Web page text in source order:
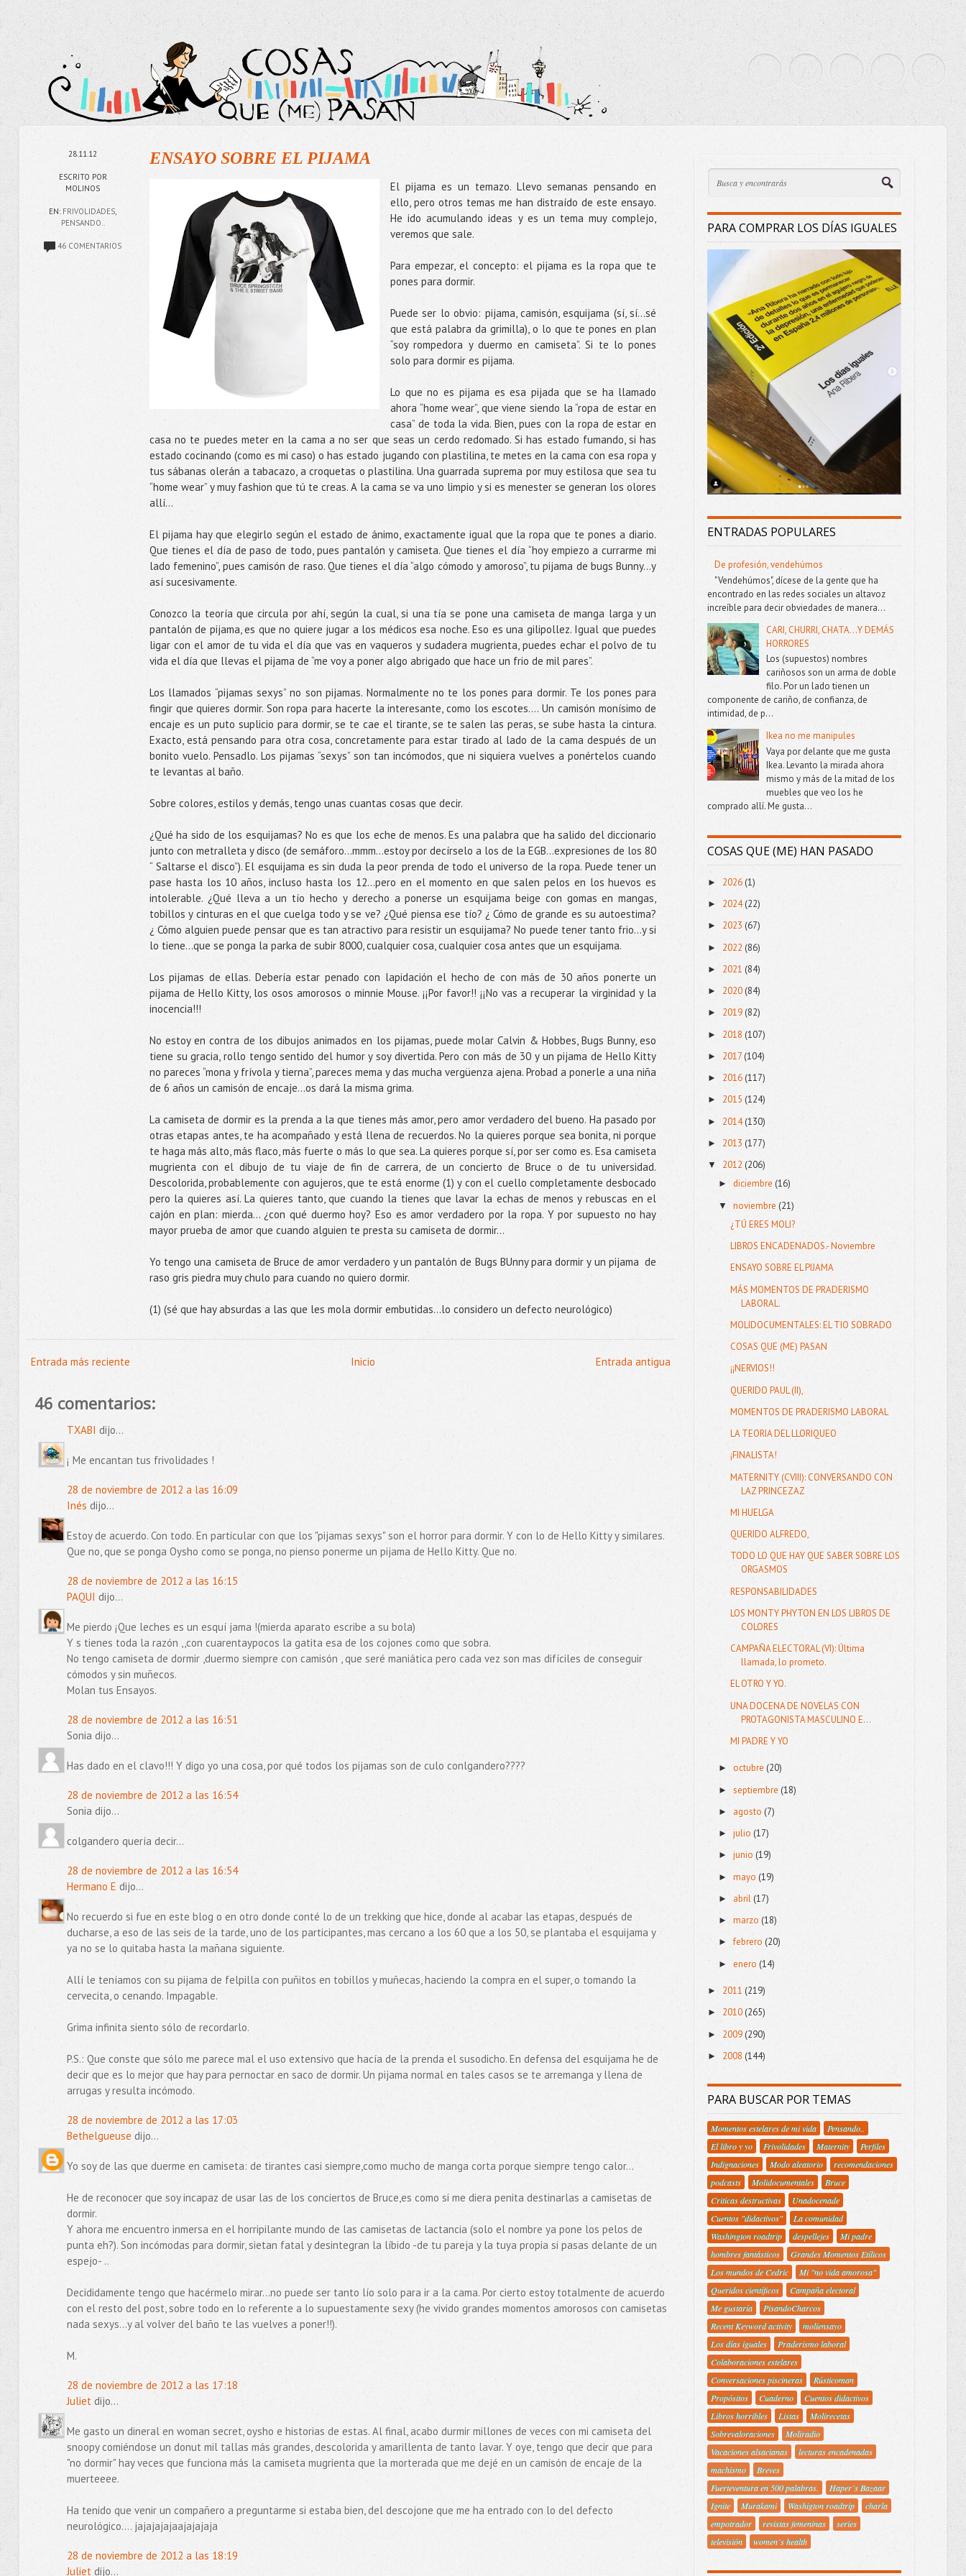
28.11.12
ESCRITO POR
MOLINOS
EN: FRIVOLIDADES,
PENSANDO..
46 COMENTARIOS
ENSAYO SOBRE EL PIJAMA
El pijama es un temazo. Llevo semanas pensando en
ello, pero otros temas me han distraído de este ensayo.
He ido acumulando ideas y es un tema muy complejo,
veremos que sale.
Para empezar, el concepto: el pijama es la ropa que te
pones para dormir.
Puede ser lo obvio: pijama, camisón, esquijama (sí, sí...sé
que está palabra da grimilla), o lo que te pones en plan
“soy rompedora y duermo en camiseta”. Si te lo pones
solo para dormir es pijama.
Lo que no es pijama es esa pijada que se ha llamado
ahora “home wear”, que viene siendo la “ropa de estar en
casa” de toda la vida. Bien, pues con la ropa de estar en
casa no te puedes meter en la cama a no ser que seas un cerdo redomado. Si has estado fumando, si has
estado cocinando (como es mi caso) o has estado jugando con plastilina, te metes en la cama con esa ropa y
tus sábanas olerán a tabacazo, a croquetas o plastilina. Una guarrada suprema por muy estilosa que sea tu
“home wear” y muy fashion que tú te creas. A la cama se va uno limpio y si es menester se generan los olores
allí…
El pijama hay que elegirlo según el estado de ánimo, exactamente igual que la ropa que te pones a diario.
Que tienes el día de paso de todo, pues pantalón y camiseta. Que tienes el día “hoy empiezo a currarme mi
lado femenino”, pues camisón de raso. Que tienes el día “algo cómodo y amoroso”, tu pijama de bugs Bunny…y
así sucesivamente.
Conozco la teoría que circula por ahí, según la cual, si una tía se pone una camiseta de manga larga y un
pantalón de pijama, es que no quiere jugar a los médicos esa noche. Eso es una gilipollez. Igual que puedes
ligar con el amor de tu vida el día que vas en vaqueros y sudadera mugrienta, puedes echar el polvo de tu
vida el día que llevas el pijama de “me voy a poner algo abrigado que hace un frio de mil pares”.
Los llamados “pijamas sexys” no son pijamas. Normalmente no te los pones para dormir. Te los pones para
fingir que quieres dormir. Son ropa para hacerte la interesante, como los escotes…. Un camisón monísimo de
encaje es un puto suplicio para dormir, se te cae el tirante, se te salen las peras, se sube hasta la cintura.
Exacto, está pensando para otra cosa, concretamente para estar tirado al lado de la cama después de un
bonito vuelo. Pensadlo. Los pijamas “sexys” son tan incómodos, que ni siquiera vuelves a ponértelos cuando
te levantas al baño.
Sobre colores, estilos y demás, tengo unas cuantas cosas que decir.
¿Qué ha sido de los esquijamas? No es que los eche de menos. Es una palabra que ha salido del diccionario
junto con metralleta y disco (de semáforo...mmm...estoy por decírselo a los de la EGB...expresiones de los 80
“ Saltarse el disco”). El esquijama es sin duda la peor prenda de todo el universo de la ropa. Puede tener un
pase hasta los 10 años, incluso hasta los 12...pero en el momento en que salen pelos en los huevos es
intolerable. ¿Qué lleva a un tío hecho y derecho a ponerse un esquijama beige con gomas en mangas,
tobillos y cinturas en el que cuelga todo y se ve? ¿Qué piensa ese tío? ¿ Cómo de grande es su autoestima?
¿ Cómo alguien puede pensar que es tan atractivo para resistir un esquijama? No puede tener tanto frio...y si
lo tiene...que se ponga la parka de subir 8000, cualquier cosa, cualquier cosa antes que un esquijama.
Los pijamas de ellas. Debería estar penado con lapidación el hecho de con más de 30 años ponerte un
pijama de Hello Kitty, los osos amorosos o minnie Mouse. ¡¡Por favor!! ¡¡No vas a recuperar la virginidad y la
inocencia!!!
No estoy en contra de los dibujos animados en los pijamas, puede molar Calvin & Hobbes, Bugs Bunny, eso
tiene su gracia, rollo tengo sentido del humor y soy divertida. Pero con más de 30 y un pijama de Hello Kitty
no pareces “mona y frívola y tierna”, pareces mema y das mucha vergüenza ajena. Probad a ponerle a una niña
de 6 años un camisón de encaje...os dará la misma grima.
La camiseta de dormir es la prenda a la que tienes más amor, pero amor verdadero del bueno. Ha pasado por
otras etapas antes, te ha acompañado y está llena de recuerdos. No la quieres porque sea bonita, ni porque
te haga más alto, más flaco, más fuerte o más lo que sea. La quieres porque sí, por ser como es. Esa camiseta
mugrienta con el dibujo de tu viaje de fin de carrera, de un concierto de Bruce o de tu universidad.
Descolorida, probablemente con agujeros, que te está enorme (1) y con el cuello completamente desbocado
pero la quieres así. La quieres tanto, que cuando la tienes que lavar la echas de menos y rebuscas en el
cajón en plan: mierda... ¿con qué duermo hoy? Eso es amor verdadero por la ropa. Y por supuesto no hay
mayor prueba de amor que cuando alguien te presta su camiseta de dormir…
Yo tengo una camiseta de Bruce de amor verdadero y un pantalón de Bugs BUnny para dormir y un pijama de
raso gris piedra muy chulo para cuando no quiero dormir.
(1) (sé que hay absurdas a las que les mola dormir embutidas…lo considero un defecto neurológico)
Entrada más reciente Entrada antigua
Inicio
46 comentarios:
TXABI dijo...
¡ Me encantan tus frivolidades !
28 de noviembre de 2012 a las 16:09
Inés dijo...
Estoy de acuerdo. Con todo. En particular con que los "pijamas sexys" son el horror para dormir. Y con lo de Hello Kitty y similares.
Que no, que se ponga Oysho como se ponga, no pienso ponerme un pijama de Hello Kitty. Que no.
28 de noviembre de 2012 a las 16:15
PAQUI dijo...
Me pierdo ¡Que leches es un esquí jama !(mierda aparato escribe a su bola)
Y s tienes toda la razón ,,con cuarentaypocos la gatita esa de los cojones como que sobra.
No tengo camiseta de dormir ,duermo siempre con camisón , que seré maniática pero cada vez son mas difíciles de conseguir
cómodos y sin muñecos.
Molan tus Ensayos.
28 de noviembre de 2012 a las 16:51
Sonia dijo...
Has dado en el clavo!!! Y digo yo una cosa, por qué todos los pijamas son de culo conlgandero????
28 de noviembre de 2012 a las 16:54
Sonia dijo...
colgandero quería decir...
28 de noviembre de 2012 a las 16:54
Hermano E dijo...
No recuerdo si fue en este blog o en otro donde conté lo de un trekking que hice, donde al acabar las etapas, después de
ducharse, a eso de las seis de la tarde, uno de los participantes, mas cercano a los 60 que a los 50, se plantaba el esquijama y
ya no se lo quitaba hasta la mañana siguiente.
Allí le teníamos con su pijama de felpilla con puñitos en tobillos y muñecas, haciendo la compra en el super, o tomando la
cervecita, o cenando. Impagable.
Grima infinita siento sólo de recordarlo.
P.S.: Que conste que sólo me parece mal el uso extensivo que hacía de la prenda el susodicho. En defensa del esquijama he de
decir que es lo mejor que hay para pernoctar en saco de dormir. Un pijama normal en tales casos se te arremanga y llena de
arrugas y resulta incómodo.
28 de noviembre de 2012 a las 17:03
Bethelgueuse dijo...
Yo soy de las que duerme en camiseta: de tirantes casi siempre,como mucho de manga corta porque siempre tengo calor...
He de reconocer que soy incapaz de usar las de los conciertos de Bruce,es como si me diera penita destinarlas a camisetas de
dormir.
Y ahora me encuentro inmersa en el horripilante mundo de las camisetas de lactancia (solo el nombre ya pone los pelos de
punta eh?). Son incómodas para dormir, sietan fatal y desintegran la líbido -de tu pareja y la tuya propia si pasas delante de un
espejo- ..
Decididamente tengo que hacérmelo mirar...no puede ser tanto lío solo para ir a la cama. Por cierto estoy totalmente de acuerdo
con el resto del post, sobre todo en lo referente a lo supuestamente sexy (he vivido grandes momentos amorosos con camisetas
nada sexys...y al volver del baño te las vuelves a poner!!).
M.
28 de noviembre de 2012 a las 17:18
Julietdijo...
Me gasto un dineral en woman secret, oysho e historias de estas. Al final, acabo durmir millones de veces con mi camiseta del
snoopy comiéndose un donut mil tallas más grandes, descolorida y amarillenta de tanto lavar. Y oye, tengo que decir que para
"no dormir" hay veces que funciona más la camiseta mugrienta que la morterada que me dejé en un camisón de encaje de la
muerteeee.
Ha tenido que venir un compañero a preguntarme si estaba bien, del descojone que me ha entrado con lo del defecto
neurológico.... jajajajajaajajajaja
28 de noviembre de 2012 a las 18:19
Julietdijo...
PARA COMPRAR LOS DÍAS IGUALES
ENTRADAS POPULARES
De profesión, vendehúmos
"Vendehúmos", dícese de la gente que ha
encontrado en las redes sociales un altavoz
increíble para decir obviedades de manera...
CARI, CHURRI, CHATA...Y DEMÁS
HORRORES
Los (supuestos) nombres
cariñosos son un arma de doble
filo. Por un lado tienen un
componente de cariño, de confianza, de
intimidad, de p...
Ikea no me manipules
Vaya por delante que me gusta
Ikea. Levanto la mirada ahora
mismo y más de la mitad de los
muebles que veo los he
comprado allí. Me gusta...
COSAS QUE (ME) HAN PASADO
► 2026 (1)
► 2024(22)
► 2023 (67)
► 2022 (86)
► 2021 (84)
► 2020(84)
► 2019(82)
► 2018 (107)
► 2017 (104)
► 2016(117)
► 2015 (124)
► 2014(130)
► 2013 (177)
▼ 2012 (206)
►diciembre(16)
▼noviembre (21)
¿TÚ ERES MOLI?
LIBROS ENCADENADOS.- Noviembre
ENSAYO SOBRE EL PIJAMA
MÁS MOMENTOS DE PRADERISMO
LABORAL.
MOLIDOCUMENTALES: EL TIO SOBRADO
COSAS QUE (ME) PASAN
¡¡NERVIOS!!
QUERIDO PAUL (II),
MOMENTOS DE PRADERISMO LABORAL
LA TEORIA DEL LLORIQUEO
¡FINALISTA!
MATERNITY (CVIII): CONVERSANDO CON
LAZ PRINCEZAZ
MI HUELGA
QUERIDO ALFREDO,
TODO LO QUE HAY QUE SABER SOBRE LOS
ORGASMOS
RESPONSABILIDADES
LOS MONTY PHYTON EN LOS LIBROS DE
COLORES
CAMPAÑA ELECTORAL (VI): Última
llamada, lo prometo.
EL OTRO Y YO.
UNA DOCENA DE NOVELAS CON
PROTAGONISTA MASCULINO E...
MI PADRE Y YO
►octubre (20)
► septiembre(18)
► agosto(7)
►julio(17)
►junio (19)
►mayo(19)
► abril(17)
►marzo(18)
►febrero(20)
►enero(14)
► 2011 (219)
► 2010 (265)
► 2009 (290)
► 2008 (144)
PARA BUSCAR POR TEMAS
Momentos estelares de mi vida
Pensando..
El libro y yo
Frivolidades Maternity
Perfiles
Indignaciones
Modo aleatorio
recomendaciones
podcasts
Molidocumentales
Bruce
Criticas destructivas
Unadocenade
Cuentos "didactivos"
La comunidad
Washington roadtrip
despellejes
Mi padre
hombres fantásticos
Grandes Momentos Etílicos
Los mundos de Cedric
Mi "no vida amorosa"
Queridos científicos
Campaña electoral
Me gustaría
PisandoCharcos
Recent Keyword activity
moliensayo
Los días iguales
Praderismo laboral
Colaboraciones estelares
Conversaciones piscineras
Rústicoman
Propósitos
Cuaderno
Cuentos didactivos
Libros horribles
Listas
Molirecetas
Sobrevaloraciones
Moliradio
Vacaciones alsacianas
lecturas encadenadas
machismo
Breves
Fuerteventura en 500 palabras.
Haper´s Bazaar
Ignite
Murakami Washigton roadtrip
charla
empotrador
revistas femeninas
series
televisión
women´s health